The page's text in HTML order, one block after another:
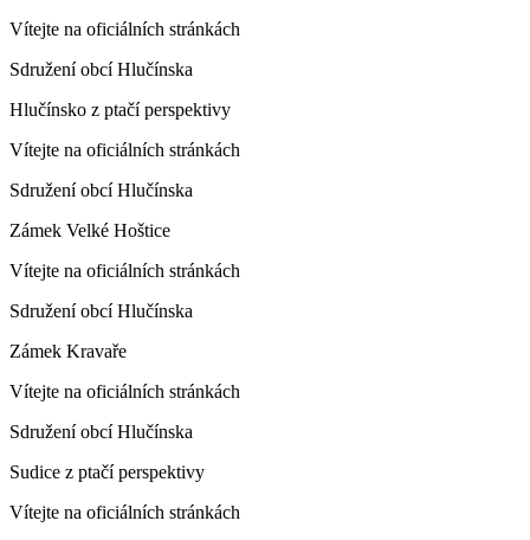
Vítejte na oficiálních stránkách
Sdružení obcí Hlučínska
Hlučínsko z ptačí perspektivy
Vítejte na oficiálních stránkách
Sdružení obcí Hlučínska
Zámek Velké Hoštice
Vítejte na oficiálních stránkách
Sdružení obcí Hlučínska
Zámek Kravaře
Vítejte na oficiálních stránkách
Sdružení obcí Hlučínska
Sudice z ptačí perspektivy
Vítejte na oficiálních stránkách